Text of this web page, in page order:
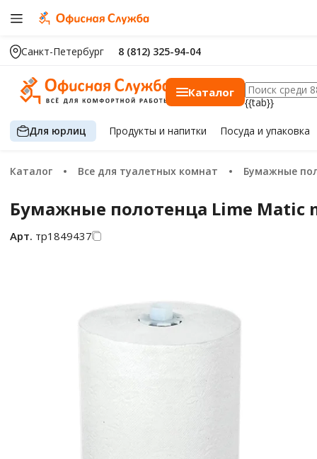
Санкт-Петербург 8 (812) 325-94-04
Каталог
{{tab}}
Для юрлиц Продуктыи напитки Посуда и упаковка
Каталог Все для туалетных комнат Бумажные
Бумажные полотенца Lime Matic
Арт. тр1849437